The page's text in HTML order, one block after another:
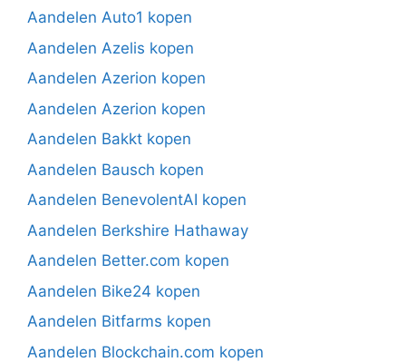
Aandelen Auto1 kopen
Aandelen Azelis kopen
Aandelen Azerion kopen
Aandelen Azerion kopen
Aandelen Bakkt kopen
Aandelen Bausch kopen
Aandelen BenevolentAI kopen
Aandelen Berkshire Hathaway
Aandelen Better.com kopen
Aandelen Bike24 kopen
Aandelen Bitfarms kopen
Aandelen Blockchain.com kopen